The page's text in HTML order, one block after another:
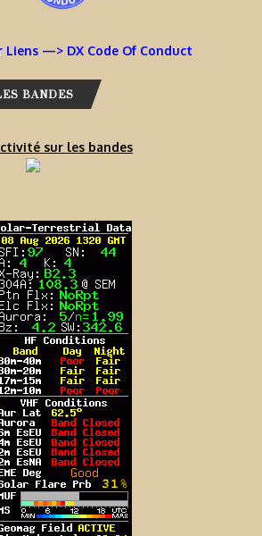
Liens —> DX Code Of Conduct
BANDES
sur les bandes